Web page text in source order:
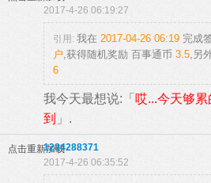
2017-4-26 06:19:27
引用: 我在 2017-04-26 06:19 完成
户,获得随机奖励 百事通币 3.5,另
6
我今天最想说:「 哎...今天够
到 」.
点击重新加载1284288371
2017-4-26 06:35:52